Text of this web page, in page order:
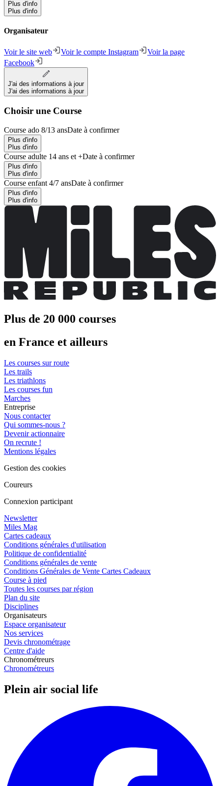
Plus d'info
Plus d'info
Organisateur
Voir le site web Voir le compte Instagram
Voir la page
Facebook
J'ai des informations à jour
J'ai des informations à jour
Choisir une Course
Course ado 8/13 ansDate à confirmer
Plus d'info
Plus d'info
Course adulte 14 ans et +Date à confirmer
Plus d'info
Plus d'info
Course enfant 4/7 ansDate à confirmer
Plus d'info
Plus d'info
Plus de 20 000 courses
en France et ailleurs
Les courses sur route
Les trails
Les triathlons
Les courses fun
Marches
Entreprise
Nous contacter
Qui sommes-nous ?
Devenir actionnaire
On recrute !
Mentions légales
Gestion des cookies
Coureurs
Connexion participant
Newsletter
Miles Mag
Cartes cadeaux
Conditions générales d'utilisation
Politique de confidentialité
Conditions générales de vente
Conditions Générales de Vente Cartes Cadeaux
Course à pied
Toutes les courses par région
Plan du site
Disciplines
Organisateurs
Espace organisateur
Nos services
Devis chronométrage
Centre d'aide
Chronométreurs
Chronométreurs
Plein air social life